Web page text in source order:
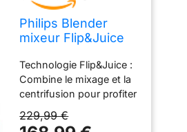
Philips Blender
mixeur Flip&Juice
Ultra, 1500W, 2L +
acc.
Technologie Flip&Juice :
Combine le mixage et la
centrifusion pour profiter
pulpes et de mélanges
229,99 €